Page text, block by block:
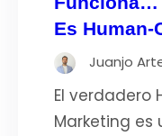
Es Human-
Juanjo
El verdadero
Marketing